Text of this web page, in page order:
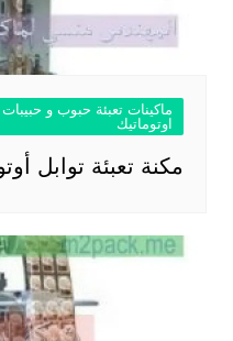
ماكينات تعبئة حبوب و
اوتوماتيك
مكنة تعبئة توابل